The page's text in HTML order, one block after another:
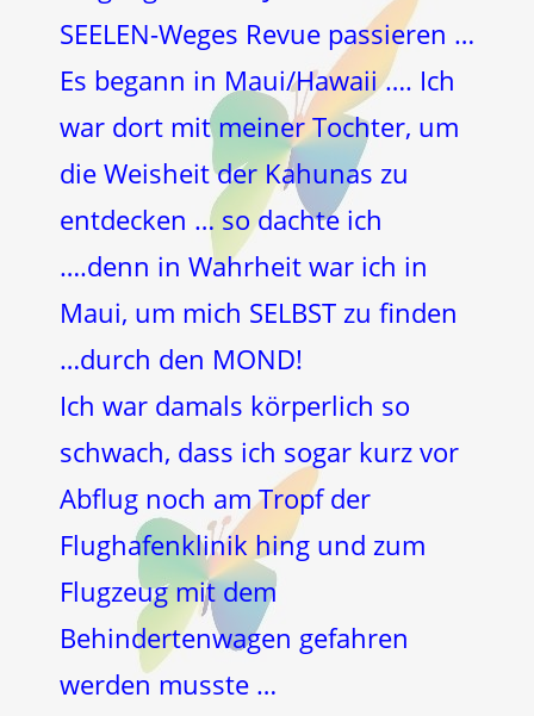
SEELEN-Weges Revue passieren …
Es begann in Maui/Hawaii …. Ich
war dort mit meiner Tochter, um
die Weisheit der Kahunas zu
entdecken … so dachte ich
….denn in Wahrheit war ich in
Maui, um mich SELBST zu finden
…durch den MOND!
Ich war damals körperlich so
schwach, dass ich sogar kurz vor
Abflug noch am Tropf der
Flughafenklinik hing und zum
Flugzeug mit dem
Behindertenwagen gefahren
werden musste …